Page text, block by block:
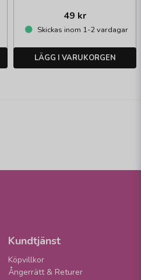
49 kr
Skickas inom 1-2 vardagar
LÄGG I VARUKORGEN
Kundtjänst
Köpvillkor
Ångerrätt & Returer